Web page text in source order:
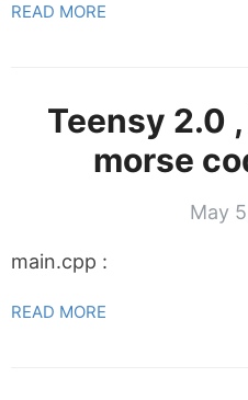
READ MORE
Teensy 2.0
morse
May
main.cpp :
READ MORE